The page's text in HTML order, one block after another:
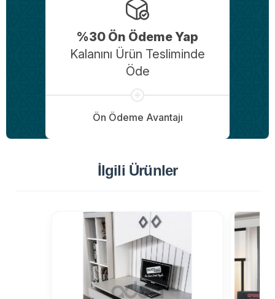
%30 Ön Ödeme Yap
Kalanını Ürün Tesliminde
Öde
Ön Ödeme Avantajı
İlgili Ürünler